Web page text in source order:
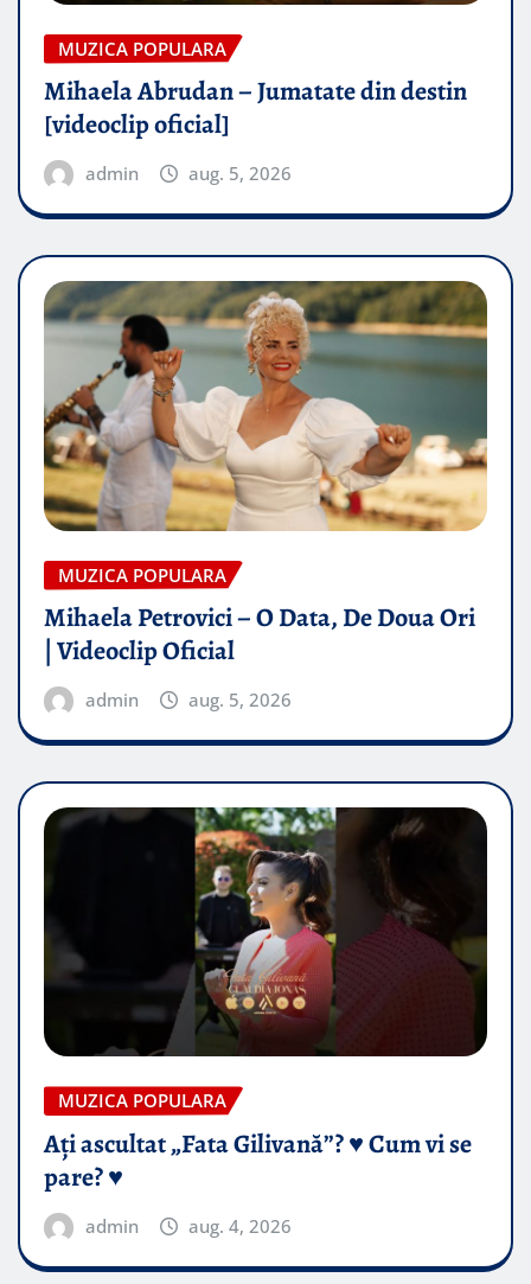
MUZICA POPULARA
Mihaela Abrudan – Jumatate din destin
[videoclip oficial]
admin aug. 5, 2026
MUZICA POPULARA
Mihaela Petrovici – O Data, De Doua Ori
| Videoclip Oficial
admin aug. 5, 2026
MUZICA POPULARA
Ați ascultat „Fata Gilivană”? ♥️ Cum vi se
pare? ♥️
admin aug. 4, 2026